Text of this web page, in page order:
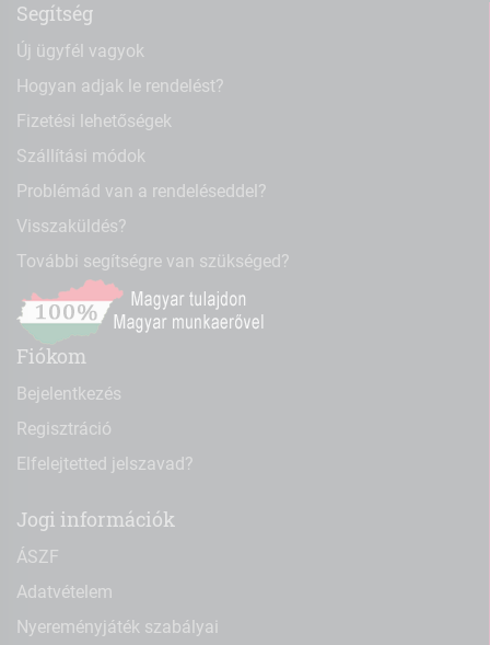
Segítség
Új ügyfél vagyok
Hogyan adjak le rendelést?
Fizetési lehetőségek
Szállítási módok
Problémád van a rendeléseddel?
Visszaküldés?
További segítségre van szükséged?
Fiókom
Bejelentkezés
Regisztráció
Elfelejtetted jelszavad?
Jogi információk
ÁSZF
Adatvételem
Nyereményjáték szabályai